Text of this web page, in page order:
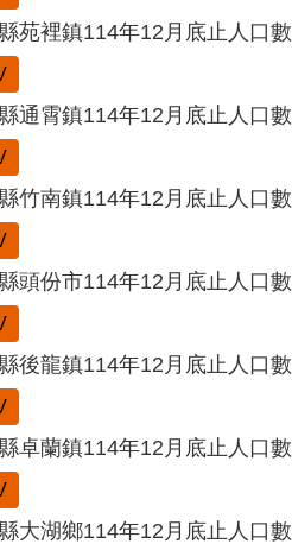
苑裡鎮114年12月底止人口數
通霄鎮114年12月底止人口數
竹南鎮114年12月底止人口數
頭份市114年12月底止人口數
後龍鎮114年12月底止人口數
卓蘭鎮114年12月底止人口數
大湖鄉114年12月底止人口數